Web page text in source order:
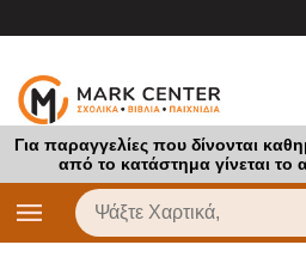
Για παραγγελίες που δίνονται
από το κατάστημα γίνεται το